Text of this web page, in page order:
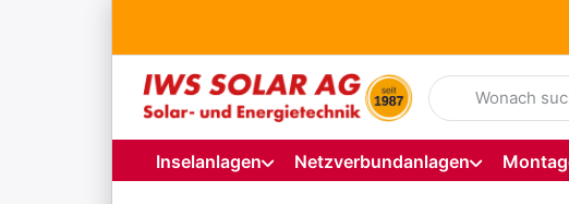
Geben Sie einen
Inselanlagen Netzverbundanlagen